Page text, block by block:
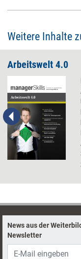
Weitere Inhalte
Arbeitswelt 4.0
News aus der
Newsletter